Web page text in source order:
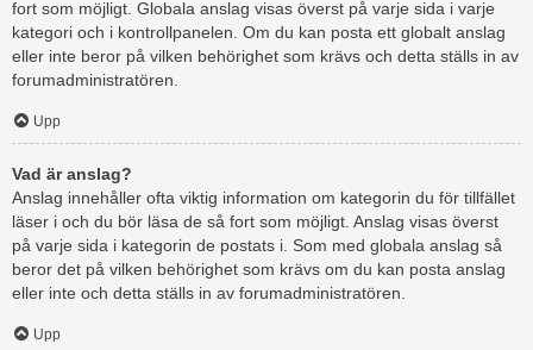
fort som möjligt. Globala anslag visas överst på varje sida i varje
kategori och i kontrollpanelen. Om du kan posta ett globalt anslag
eller inte beror på vilken behörighet som krävs och detta ställs in av
forumadministratören.
Upp
Vad är anslag?
Anslag innehåller ofta viktig information om kategorin du för tillfället
läser i och du bör läsa de så fort som möjligt. Anslag visas överst
på varje sida i kategorin de postats i. Som med globala anslag så
beror det på vilken behörighet som krävs om du kan posta anslag
eller inte och detta ställs in av forumadministratören.
Upp